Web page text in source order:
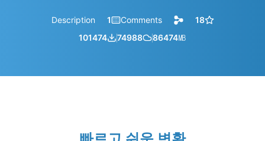
Description 1 Comments
18
101474
74988 86474㎆︎